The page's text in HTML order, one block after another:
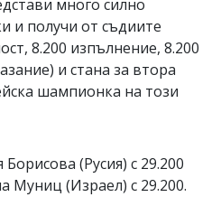
много силно
и получи от съдиите
8.200 изпълнение, 8.200
и стана за втора
шампионка на този
(Русия) с 29.200
Муниц (Израел) с 29.200.